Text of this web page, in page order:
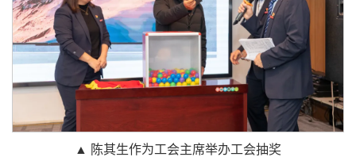
▲ 陈其生作为工会主席举办工会抽奖